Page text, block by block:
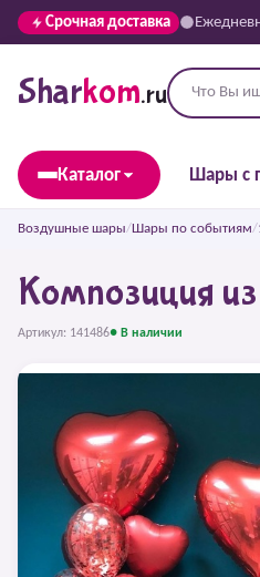
Срочная доставка
Sharkom.ru
Каталог Шары с
Воздушные шары/Шары по событиям/
Композиция
Артикул: 141486● В наличии